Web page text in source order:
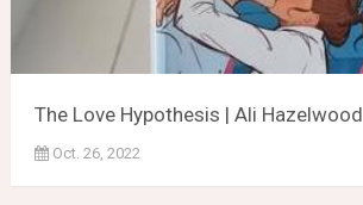
The Love Hypothesis | Ali Hazelwood
Oct. 26, 2022